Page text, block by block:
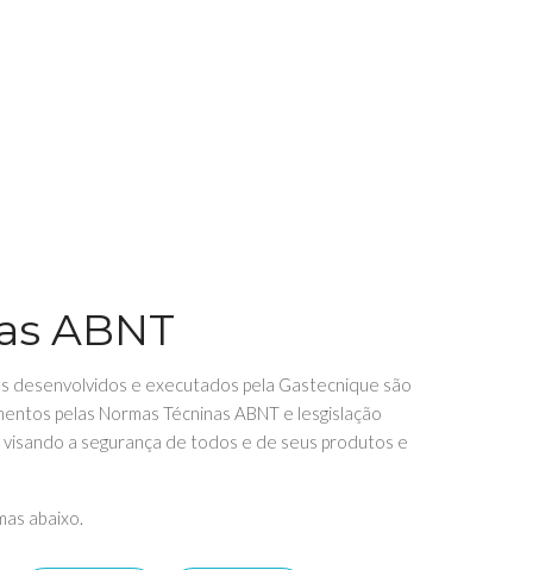
ABNT
desenvolvidos e executados pela Gastecnique são
pelas Normas Técninas ABNT e lesgislação
a segurança de todos e de seus produtos e
abaixo.